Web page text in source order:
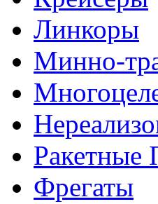
Линкоры
Минно-
Ракетные
Фрегаты